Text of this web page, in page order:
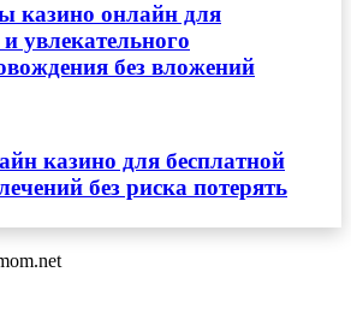
казино онлайн для
увлекательного
без вложений
казино для бесплатной
без риска потерять